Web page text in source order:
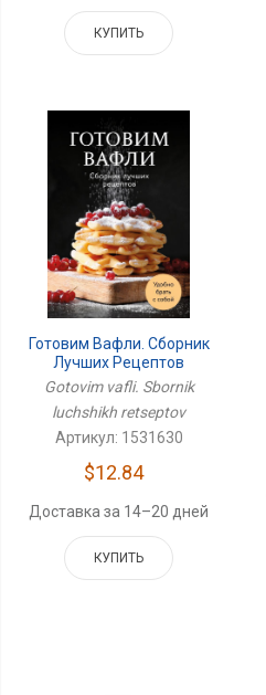
КУПИТЬ
Готовим Вафли. Сборник
Лучших Рецептов
Gotovim vafli. Sbornik
luchshikh retseptov
Артикул: 1531630
$12.84
Доставка за 14–20 дней
КУПИТЬ